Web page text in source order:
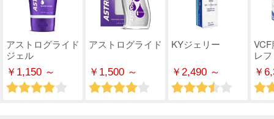
アストログライド
ジェル
￥1,150 ～
アストログライド
￥1,500 ～
KYジェリー
￥2,490 ～
レ
￥